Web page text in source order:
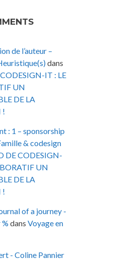
de l’auteur –
dans
IT : LE
UN
DE LA
!
: 1 – sponsorship
& codesign
DE CODESIGN-
UN
DE LA
!
of a journey -
dans Voyage en
- Coline Pannier